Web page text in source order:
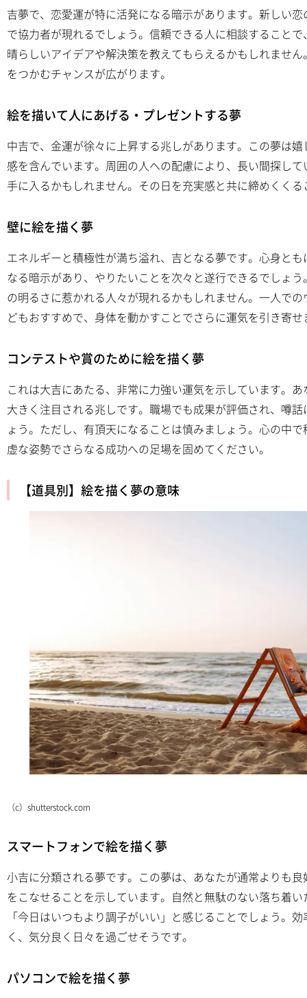
吉夢で、恋愛運が特に活発になる暗示があります。新しい
で協力者が現れるでしょう。信頼できる人に相談すること
晴らしいアイデアや解決策を教えてもらえるかもしれませ
をつかむチャンスが広がります。
絵を描いて人にあげる・プレゼントする夢
中吉で、金運が徐々に上昇する兆しがあります。この夢は
感を含んでいます。周囲の人への配慮により、長い間探し
手に入るかもしれません。その日を充実感と共に締めくく
壁に絵を描く夢
エネルギーと積極性が満ち溢れ、吉となる夢です。心身と
なる暗示があり、やりたいことを次々と遂行できるでしょ
の明るさに惹かれる人々が現れるかもしれません。一人で
どもおすすめで、身体を動かすことでさらに運気を引き寄せ
コンテストや賞のために絵を描く夢
これは大吉にあたる、非常に力強い運気を示しています。
大きく注目される兆しです。職場でも成果が評価され、噂
ょう。ただし、有頂天になることは慎みましょう。心の中
虚な姿勢でさらなる成功への足場を固めてください。
【道具別】絵を描く夢の意味
（c）shutterstock.com
スマートフォンで絵を描く夢
小吉に分類される夢です。この夢は、あなたが通常よりも
をこなせることを示しています。自然と無駄のない落ち着
「今日はいつもより調子がいい」と感じることでしょう。
く、気分良く日々を過ごせそうです。
パソコンで絵を描く夢